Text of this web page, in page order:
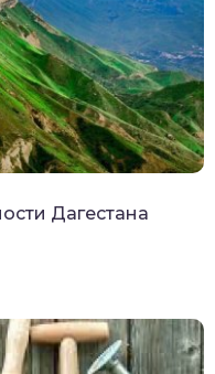
Дагестана